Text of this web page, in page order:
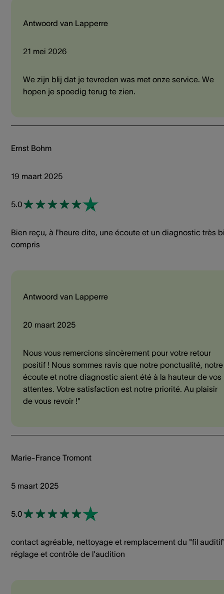
Antwoord van Lapperre
21 mei 2026
We zijn blij dat je tevreden was met onze service. We
hopen je spoedig terug te zien.
Ernst Bohm
19 maart 2025
5.0
Bien reçu, à l'heure dite, une écoute et un diagnostic très
compris
Antwoord van Lapperre
20 maart 2025
Nous vous remercions sincèrement pour votre retour
positif ! Nous sommes ravis que notre ponctualité, notre
écoute et notre diagnostic aient été à la hauteur de vos
attentes. Votre satisfaction est notre priorité. Au plaisir
de vous revoir !"
Marie-France Tromont
5 maart 2025
5.0
contact agréable, nettoyage et remplacement du "fil
réglage et contrôle de l'audition